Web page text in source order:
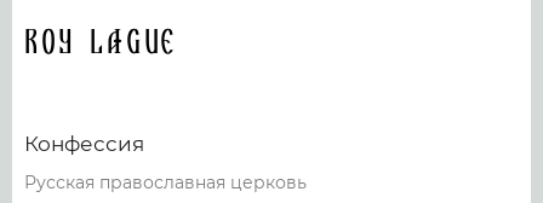
Roy Lague
Конфессия
Русская православная церковь